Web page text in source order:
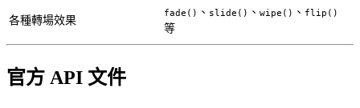
各種轉場效果
fade() 、 slide() 、 wipe() 、 flip()
等
官方 API 文件